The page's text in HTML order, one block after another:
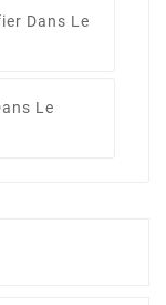
Dans Le
Le